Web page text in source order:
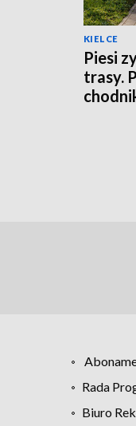
KIELCE
Piesi
trasy.
Rada
Biuro